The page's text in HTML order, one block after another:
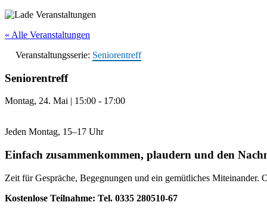
« Alle Veranstaltungen
Veranstaltungsserie: Seniorentreff
Seniorentreff
Montag, 24. Mai | 15:00 - 17:00
Jeden Montag, 15–17 Uhr
Einfach zusammenkommen, plaudern und den
Zeit für Gespräche, Begegnungen und ein gemütliches Miteinander.
Kostenlose Teilnahme: Tel. 0335 280510‑67